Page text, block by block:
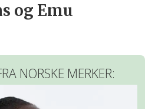
og Emu
NORSKE MERKER: